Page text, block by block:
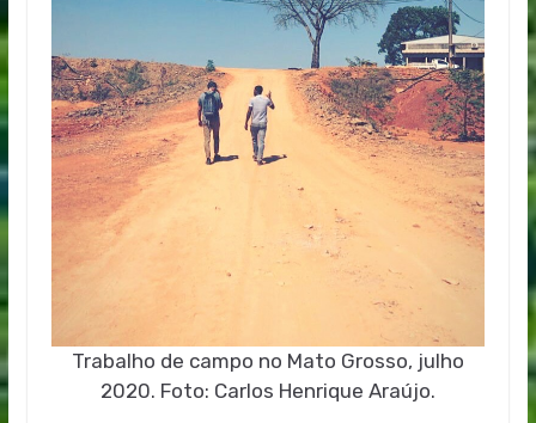
Trabalho de campo no Mato Grosso, julho
2020. Foto: Carlos Henrique Araújo.